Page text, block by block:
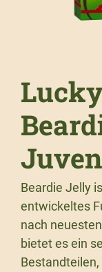
Beardie Jelly
entwickeltes
nach
bietet es ein